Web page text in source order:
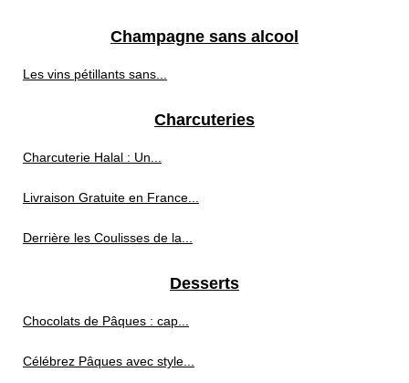
Champagne sans alcool
Les vins pétillants sans...
Charcuteries
Charcuterie Halal : Un...
Livraison Gratuite en France...
Derrière les Coulisses de la...
Desserts
Chocolats de Pâques : cap...
Célébrez Pâques avec style...